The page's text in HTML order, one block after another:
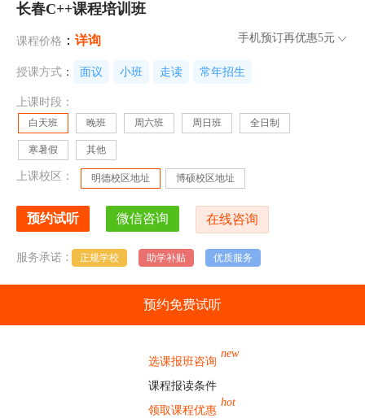
长春C++课程培训班
课程价格 ： 详询 手机预订再优惠5元
授课方式 ： 面议 小班 走读 常年招生
上课时段：
白天班 晚班 周六班 周日班 全日制
寒暑假 其他
上课校区： 明德校区地址 博硕校区地址
服务承诺 : 正规学校 助学补贴 优质服务
预约免费试听
选课报班咨询
new
课程报读条件
领取课程优惠
hot